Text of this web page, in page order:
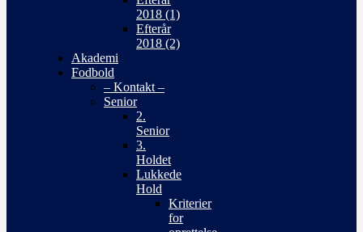
2018 (1)
Efterår
2018 (2)
Akademi
Fodbold
– Kontakt –
Senior
2.
Senior
3.
Holdet
Lukkede
Hold
Kriterier
for